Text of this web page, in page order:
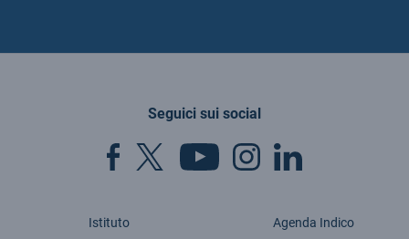
Seguici sui social
Istituto
Agenda Indico